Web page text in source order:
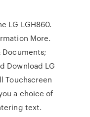
LG LGH860.
More.
Documents;
Download LG
Touchscreen
a choice of
text.